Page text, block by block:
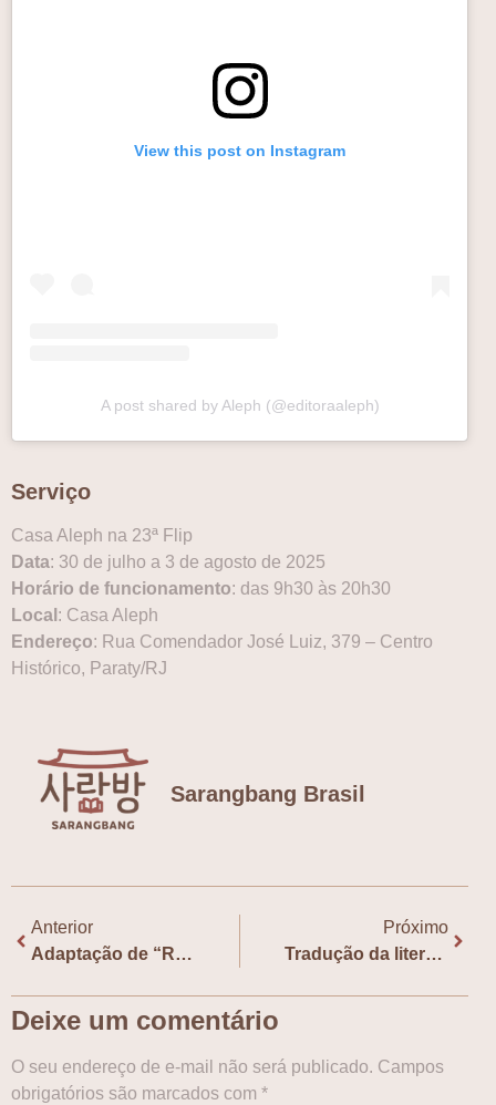
View this post on Instagram
A post shared by Aleph (@editoraaleph)
Serviço
Casa Aleph na 23ª Flip
Data: 30 de julho a 3 de agosto de 2025
Horário de funcionamento: das 9h30 às 20h30
Local : Casa Aleph
Endereço: Rua Comendador José Luiz, 379 – Centro
Histórico, Paraty/RJ
Sarangbang Brasil
Anterior
Adaptação de “Regras do Amor na Cidade Grande” tem exibição pela Mostra de Cinema Coreano em Brasília
Próximo
Tradução da literatura coreana é tema de debate em Festival da Cultura Coreana
Deixe um comentário
O seu endereço de e-mail não será publicado. Campos
obrigatórios são marcados com *